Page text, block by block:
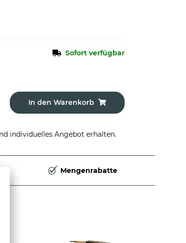
Sofort verfügbar
In den Warenkorb
individuelles Angebot erhalten.
Mengenrabatte